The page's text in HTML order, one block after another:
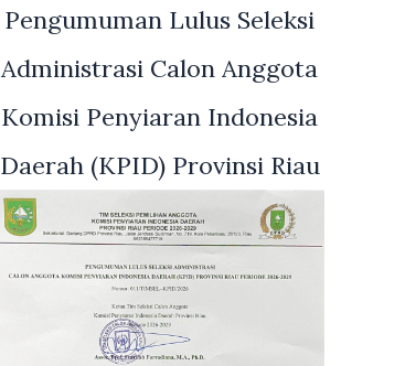
Pengumuman Lulus Seleksi
Administrasi Calon Anggota
Komisi Penyiaran Indonesia
Daerah (KPID) Provinsi Riau